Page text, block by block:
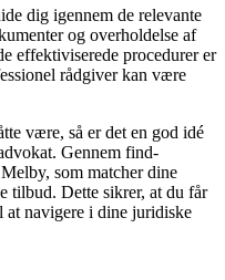
dig igennem de relevante
og overholdelse af
effektiviserede procedurer er
rådgiver kan være
være, så er det en god idé
Gennem find-
som matcher dine
tilbud. Dette sikrer, at du får
at navigere i dine juridiske